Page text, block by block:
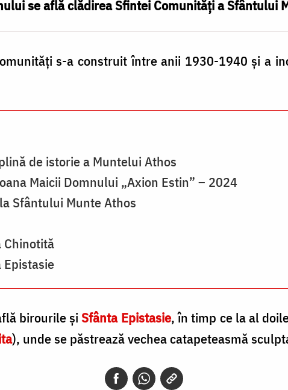
se află clădirea Sfintei Comunităţi a Sfântului
s-a construit între anii 1930-1940 şi a
de istorie a Muntelui Athos
Maicii Domnului „Axion Estin” – 2024
Sfântului Munte Athos
Chinotită
birourile şiSfânta Epistasie, în timp ce la al
), unde se păstrează vechea catapeteasmă